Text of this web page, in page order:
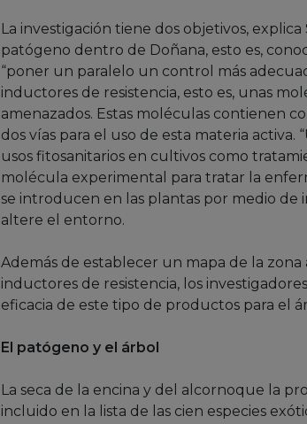
La investigación tiene dos objetivos,
patógeno dentro de Doñana, esto es,
“poner un paralelo un control más
inductores de resistencia, esto es, unas
amenazados. Estas moléculas contienen
dos vías para el uso de esta materia
usos fitosanitarios en cultivos como
molécula experimental para tratar la
se introducen en las plantas por medio de
altere el entorno.
Además de establecer un mapa de la
inductores de resistencia, los
eficacia de este tipo de productos para el
El patógeno y el árbol
La seca de la encina y del alcornoque la
incluido en la lista de las cien especies